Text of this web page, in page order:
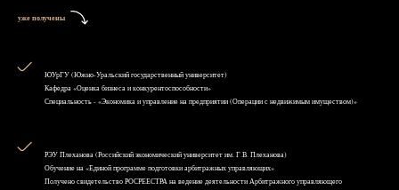
уже получены
ЮУрГУ (Южно-Уральский государственный университет)
Кафедра «Оценка бизнеса и конкурентоспособности»
Специальность - «Экономика и управление на предприятии (Операции с недвижимым имуществом)»
РЭУ Плеханова (Российский экономический университет им. Г.В. Плеханова)
Обучение на «Единой программе подготовки арбитражных управляющих»
Получено свидетельство РОСРЕЕСТРА на ведение деятельности Арбитражного управляющего